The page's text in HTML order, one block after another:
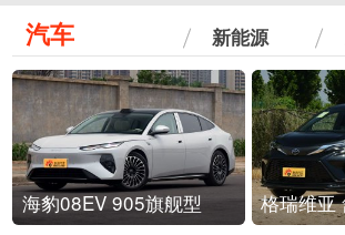
汽车 新能源
海豹08EV 905旗舰型 格瑞维亚